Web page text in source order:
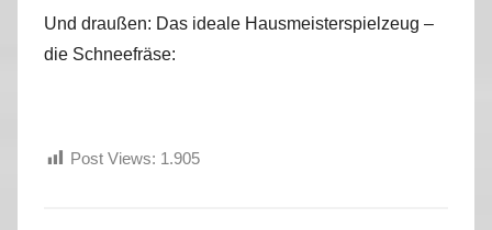
Und draußen: Das ideale Hausmeisterspielzeug –
die Schneefräse:
Post Views: 1.905